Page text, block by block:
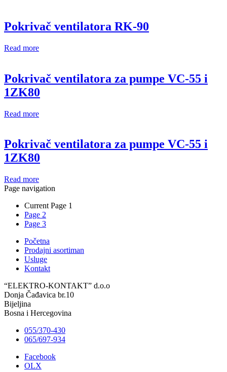
Pokrivač ventilatora RK-90
Read more
Pokrivač ventilatora za pumpe VC-55 i
1ZK80
Read more
Pokrivač ventilatora za pumpe VC-55 i
1ZK80
Read more
Page navigation
Current Page 1
Page 2
Page 3
Početna
Prodajni asortiman
Usluge
Kontakt
“ELEKTRO-KONTAKT” d.o.o
Donja Čađavica br.10
Bijeljina
Bosna i Hercegovina
055/370-430
065/697-934
Facebook
OLX